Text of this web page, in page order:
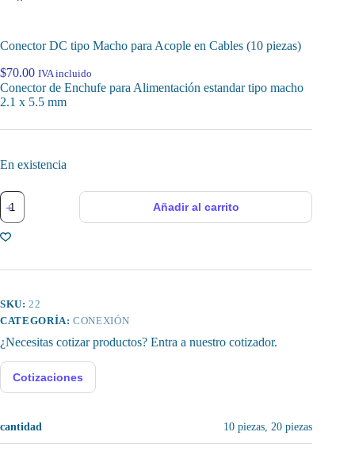
Conector DC tipo Macho para Acople en Cables (10 piezas)
$70.00 IVA incluido
Conector de Enchufe para Alimentación estandar tipo macho
2.1 x 5.5 mm
En existencia
Conector
DC
tipo
Macho
(10
piezas)
Añadir al carrito
SKU:22
CATEGORÍA:CONEXIÓN
¿Necesitas cotizar productos? Entra a nuestro cotizador.
Cotizaciones
cantidad 10 piezas, 20 piezas